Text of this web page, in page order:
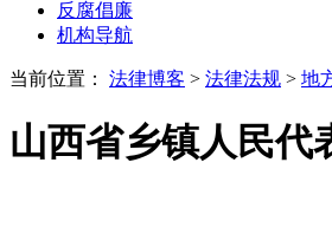
反腐倡廉
机构导航
当前位置： 法律博客 > 法律法规 > 地
山西省乡镇人民代